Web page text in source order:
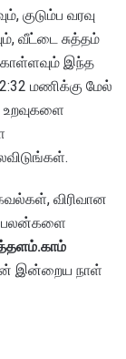
குடும்ப வரவு
வீட்டை சுத்தம்
இந்த
மணிக்கு மேல்
உறவுகளை
விரிவான
பலன்களை
இன்றைய நாள்